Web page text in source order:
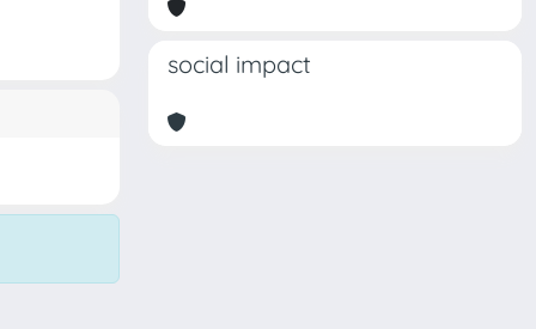
social impact